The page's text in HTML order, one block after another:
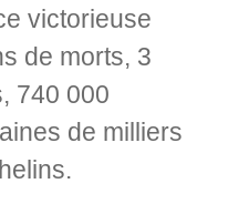
victorieuse
de morts, 3
740 000
de milliers